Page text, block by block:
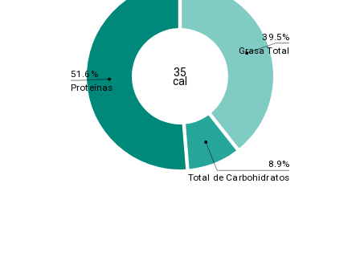
39.5%
8.9%
51.6%
Grasa Total
Total de Carbohidratos
Proteínas
35
cal